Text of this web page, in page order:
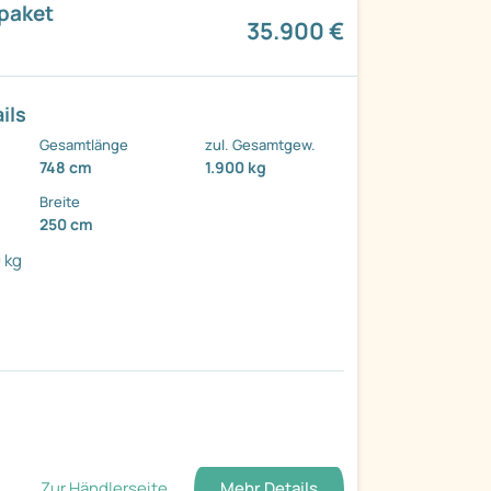
35.900 €
Gesamtlänge
748 cm
zul. Gesamtgew.
1.900 kg
Breite
250 cm